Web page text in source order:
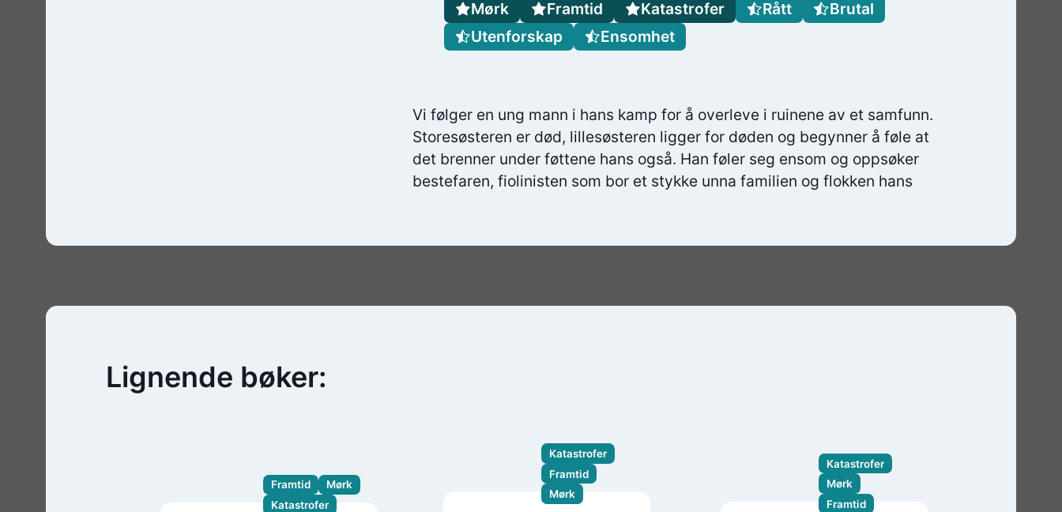
Vi følger en ung mann i hans kamp for å overleve i ruinene av et samfunn.
Storesøsteren er død, lillesøsteren ligger for døden og begynner å føle at
det brenner under føttene hans også. Han føler seg ensom og oppsøker
bestefaren, fiolinisten som bor et stykke unna familien og flokken hans
Mørk Framtid Katastrofer Rått
Brutal
Utenforskap
Ensomhet
Lignende bøker:
Framtid
Mørk
Katastrofer
Katastrofer
Framtid
Mørk
Katastrofer
Mørk
Framtid